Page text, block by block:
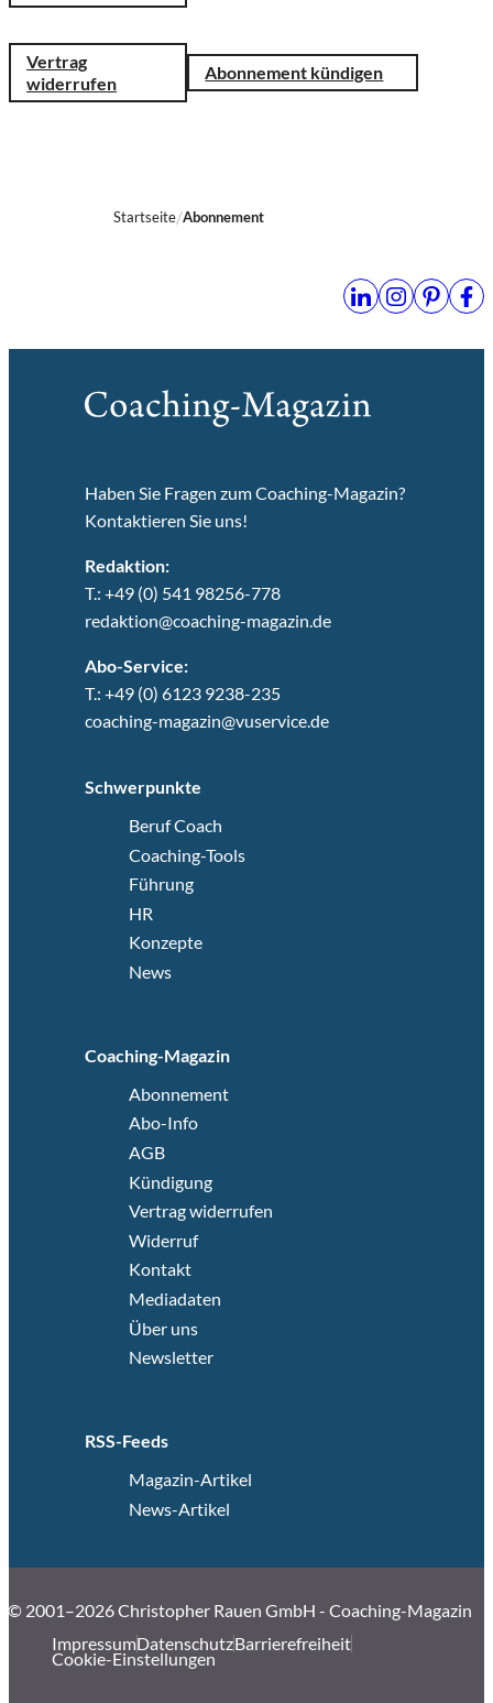
Vertrag
widerrufen
Abonnement kündigen
Startseite Abonnement
Haben Sie Fragen zum Coaching-Magazin?
Kontaktieren Sie uns!
Redaktion:
T.: +49 (0) 541 98256-778
redaktion@coaching-magazin.de
Abo-Service:
T.: +49 (0) 6123 9238-235
coaching-magazin@vuservice.de
Schwerpunkte
Beruf Coach
Coaching-Tools
Führung
HR
Konzepte
News
Coaching-Magazin
Abonnement
Abo-Info
AGB
Kündigung
Vertrag widerrufen
Widerruf
Kontakt
Mediadaten
Über uns
Newsletter
RSS-Feeds
Magazin-Artikel
News-Artikel
© 2001–2026 Christopher Rauen GmbH - Coaching-Magazin
ImpressumDatenschutzBarrierefreiheit
Cookie-Einstellungen